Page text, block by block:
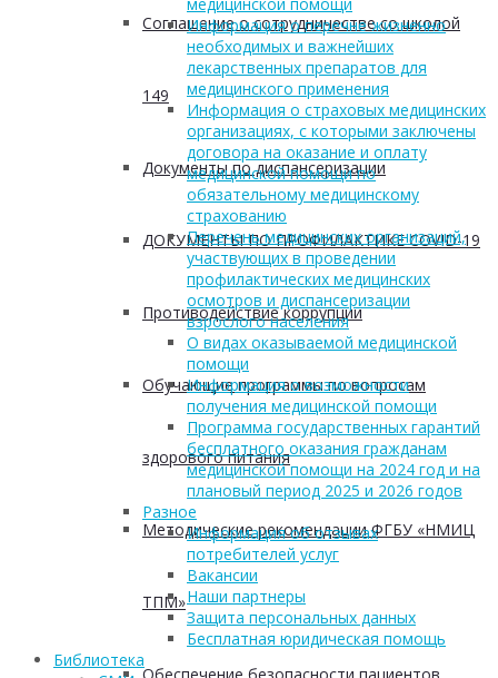
Соглашение о сотрудничестве со школой
149
Документы по диспансеризации
ДОКУМЕНТЫ ПО ПРОФИЛАКТИКЕ COVID-19
Противодействие коррупции
Обучающие программы по вопросам
здорового питания
Методические рекомендации ФГБУ «НМИЦ
ТПМ»
Информация о перечне жизненно
необходимых и важнейших
лекарственных препаратов для
медицинского применения
Информация о страховых медицинских
организациях, с которыми заключены
договора на оказание и оплату
медицинской помощи по
обязательному медицинскому
страхованию
Перечень медицинских организаций,
участвующих в проведении
профилактических медицинских
осмотров и диспансеризации
взрослого населения
О видах оказываемой медицинской
помощи
Информация о возможности
получения медицинской помощи
Программа государственных гарантий
бесплатного оказания гражданам
медицинской помощи на 2024 год и на
плановый период 2025 и 2026 годов
Разное
Информация об отзывах
потребителей услуг
Вакансии
Наши партнеры
Защита персональных данных
Бесплатная юридическая помощь
Библиотека